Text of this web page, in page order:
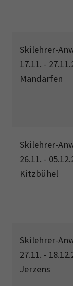
Skilehrer-
17.11. -
Mandarfen
Skilehrer-
26.11. -
Kitzbühel
Skilehrer-
27.11. -
Jerzens